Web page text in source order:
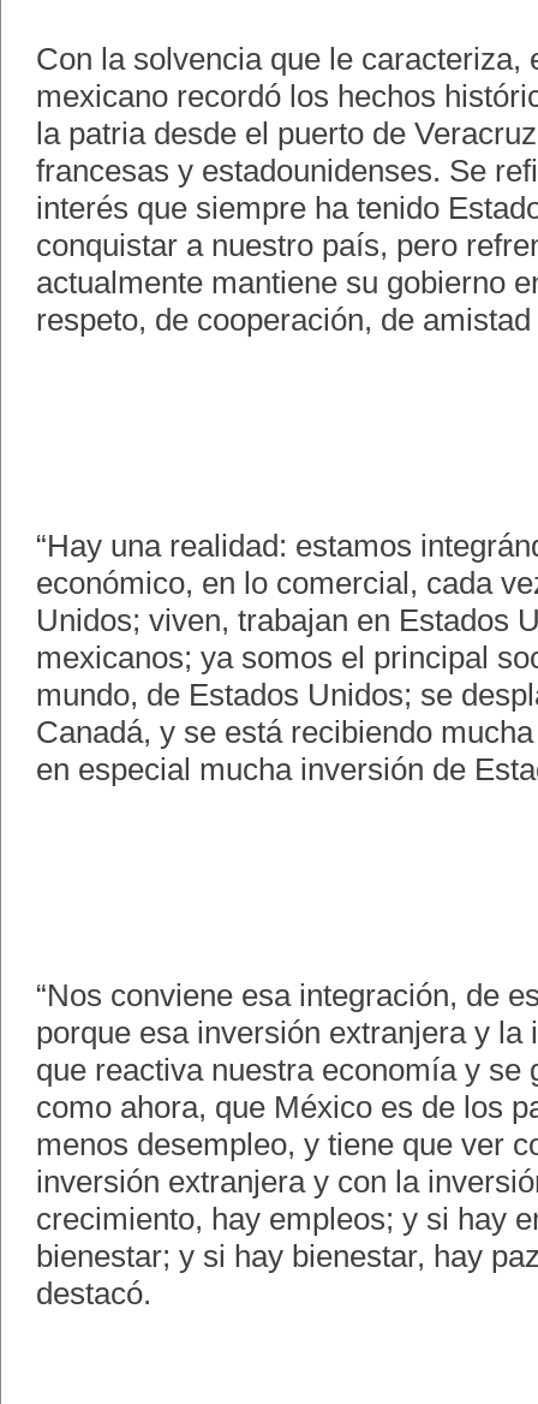
Con la solvencia que le caracteriza,
mexicano recordó los hechos
la patria desde el puerto de
francesas y estadounidenses. Se
interés que siempre ha tenido
conquistar a nuestro país, pero
actualmente mantiene su gobierno
respeto, de cooperación, de
“Hay una realidad: estamos
económico, en lo comercial, cada
Unidos; viven, trabajan en Estados
mexicanos; ya somos el principal
mundo, de Estados Unidos; se
Canadá, y se está recibiendo
en especial mucha inversión de
“Nos conviene esa integración, de
porque esa inversión extranjera y la
que reactiva nuestra economía y se
como ahora, que México es de los
menos desempleo, y tiene que ver
inversión extranjera y con la
crecimiento, hay empleos; y si hay
bienestar; y si hay bienestar, hay
destacó.